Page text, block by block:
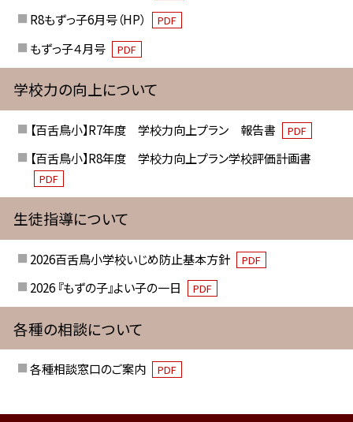
R8もずっ子6月号（HP） PDF
もずっ子４月号 PDF
学校力の向上について
【百舌鳥小】R7年度 学校力向上プラン 報告書 PDF
【百舌鳥小】R8年度 学校力向上プラン学校評価計画書
PDF
生徒指導について
2026百舌鳥小学校いじめ防止基本方針 PDF
2026 『もずの子』よい子の一日 PDF
各種の相談について
各種相談窓口のご案内 PDF